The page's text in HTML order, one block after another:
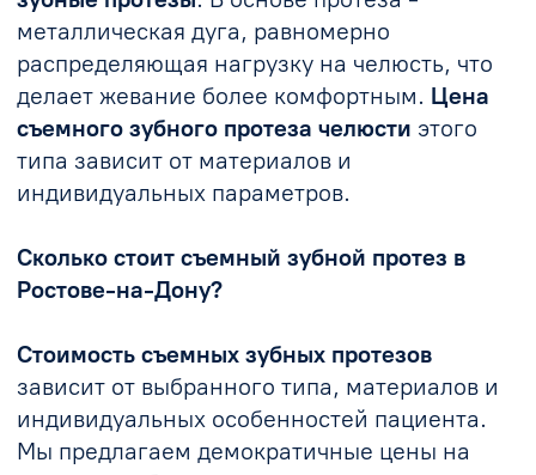
Записаться
Арустамов А. С.
Стоматолог-ортопед
Только 14